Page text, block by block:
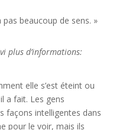
beaucoup de sens. »
plus d’informations:
elle s’est éteint ou
a fait. Les gens
façons intelligentes dans
pour le voir, mais ils